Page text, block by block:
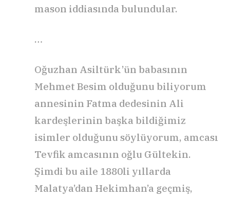
mason iddiasında bulundular.
…
Oğuzhan Asiltürk’ün babasının
Mehmet Besim olduğunu biliyorum
annesinin Fatma dedesinin Ali
kardeşlerinin başka bildiğimiz
isimler olduğunu söylüyorum, amcası
Tevfik amcasının oğlu Gültekin.
Şimdi bu aile 1880li yıllarda
Malatya’dan Hekimhan’a geçmiş,